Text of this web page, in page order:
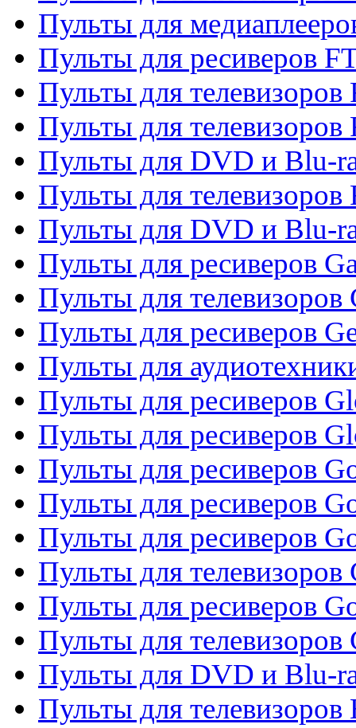
Пульты для
Пульты для ресиверов
Пульты для телевизоров
Пульты для телевизоров
Пульты для DVD и Blu-
Пульты для телевизоров
Пульты для DVD и Blu-
Пульты для ресиверов
Пульты для телевизоров
Пульты для ресиверов
Пульты для
Пульты для ресиверов
Пульты для ресиверов
Пульты для ресиверов
Пульты для ресиверов
Пульты для ресиверов
Пульты для телевизоров
Пульты для ресиверов
Пульты для телевизоров
Пульты для DVD и Blu-
Пульты для телевизоров